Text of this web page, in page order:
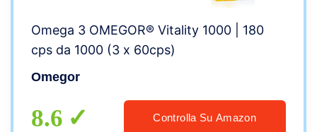
Omega 3 OMEGOR® Vitality 1000 | 180
cps da 1000 (3 x 60cps)
Omegor
8.6 Controlla Su Amazon